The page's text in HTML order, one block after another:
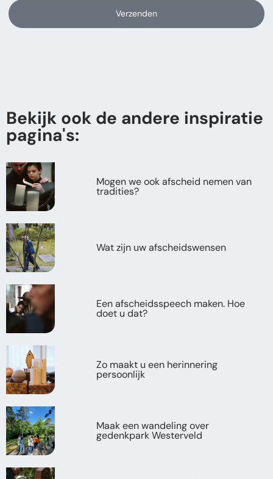
Verzenden
Bekijk ook de andere inspiratie
pagina's:
Mogen we ook afscheid nemen van
tradities?
Wat zijn uw afscheidswensen
Een afscheidsspeech maken. Hoe
doet u dat?
Zo maakt u een herinnering
persoonlijk
Maak een wandeling over
gedenkpark Westerveld